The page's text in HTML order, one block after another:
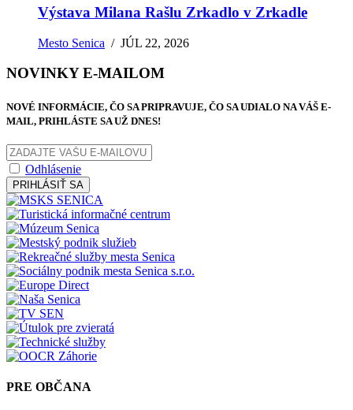
Výstava Milana Rašlu Zrkadlo v Zrkadle
Mesto Senica /JÚL 22, 2026
NOVINKY E-MAILOM
NOVÉ INFORMÁCIE, ČO SA PRIPRAVUJE, ČO SA UDIALO NA VÁŠ E-
MAIL, PRIHLÁSTE SA UŽ DNES!
Odhlásenie
PRIHLÁSIŤ SA
PRE OBČANA